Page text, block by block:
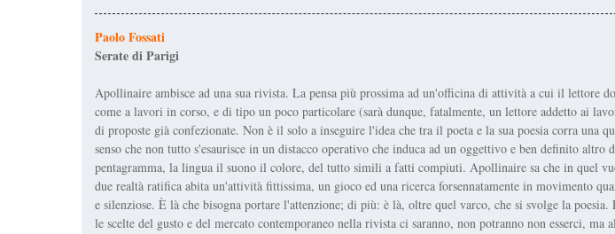
Paolo Fossati
Serate di Parigi
Apollinaire ambisce ad una sua rivista. La pensa più prossima ad un'officina di attività a cui il lettore
come a lavori in corso, e di tipo un poco particolare (sarà dunque, fatalmente, un lettore addetto ai
di proposte già confezionate. Non è il solo a inseguire l'idea che tra il poeta e la sua poesia corra una
senso che non tutto s'esaurisce in un distacco operativo che induca ad un oggettivo e ben definito
pentagramma, la lingua il suono il colore, del tutto simili a fatti compiuti. Apollinaire sa che in quel
due realtà ratifica abita un'attività fittissima, un gioco ed una ricerca forsennatamente in movimento
e silenziose. È là che bisogna portare l'attenzione; di più: è là, oltre quel varco, che si svolge la
le scelte del gusto e del mercato contemporaneo nella rivista ci saranno, non potranno non esserci, ma